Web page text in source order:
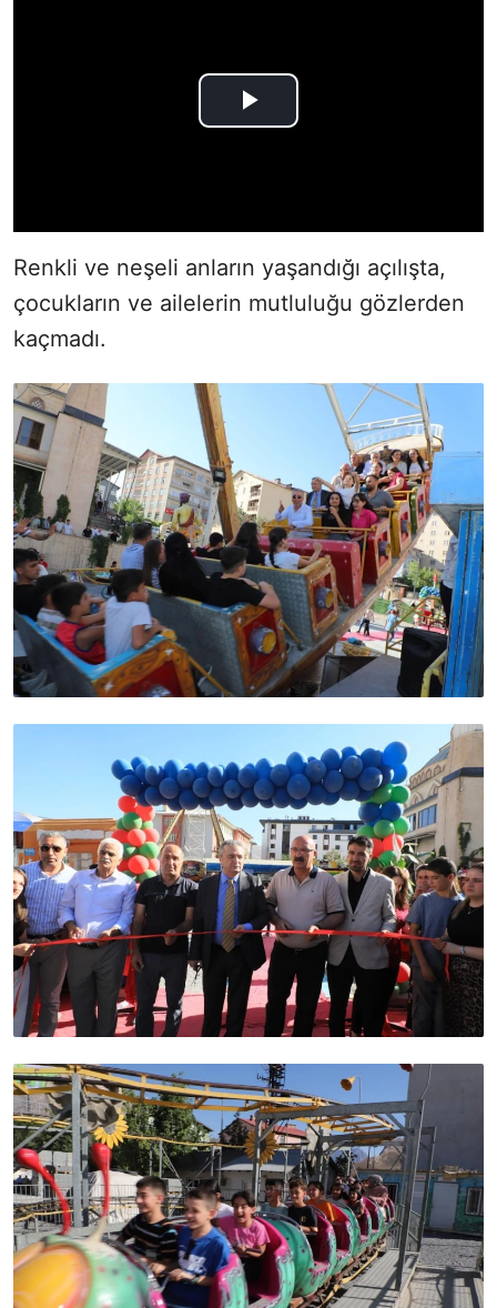
Renkli ve neşeli anların yaşandığı açılışta,
çocukların ve ailelerin mutluluğu gözlerden
kaçmadı.